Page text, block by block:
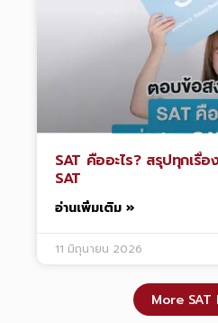
SAT คืออะไร? สรุปทุกเรื่
SAT
อ่านเพิ่มเติม »
11 มิถุนายน 2026
More SAT